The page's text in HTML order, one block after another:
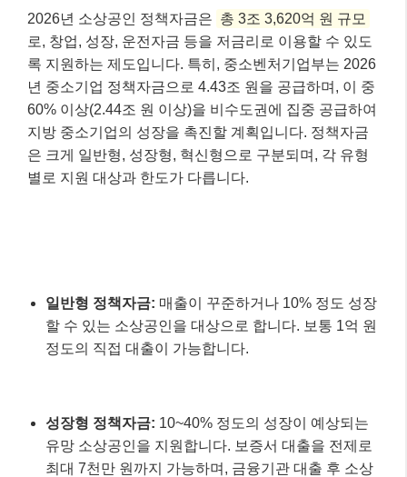
2026년 소상공인 정책자금은 총 3조 3,620억 원 규모
로, 창업, 성장, 운전자금 등을 저금리로 이용할 수 있도
록 지원하는 제도입니다. 특히, 중소벤처기업부는 2026
년 중소기업 정책자금으로 4.43조 원을 공급하며, 이 중
60% 이상(2.44조 원 이상)을 비수도권에 집중 공급하여
지방 중소기업의 성장을 촉진할 계획입니다. 정책자금
은 크게 일반형, 성장형, 혁신형으로 구분되며, 각 유형
별로 지원 대상과 한도가 다릅니다.
일반형 정책자금: 매출이 꾸준하거나 10% 정도 성장
할 수 있는 소상공인을 대상으로 합니다. 보통 1억 원
정도의 직접 대출이 가능합니다.
성장형 정책자금: 10~40% 정도의 성장이 예상되는
유망 소상공인을 지원합니다. 보증서 대출을 전제로
최대 7천만 원까지 가능하며, 금융기관 대출 후 소상